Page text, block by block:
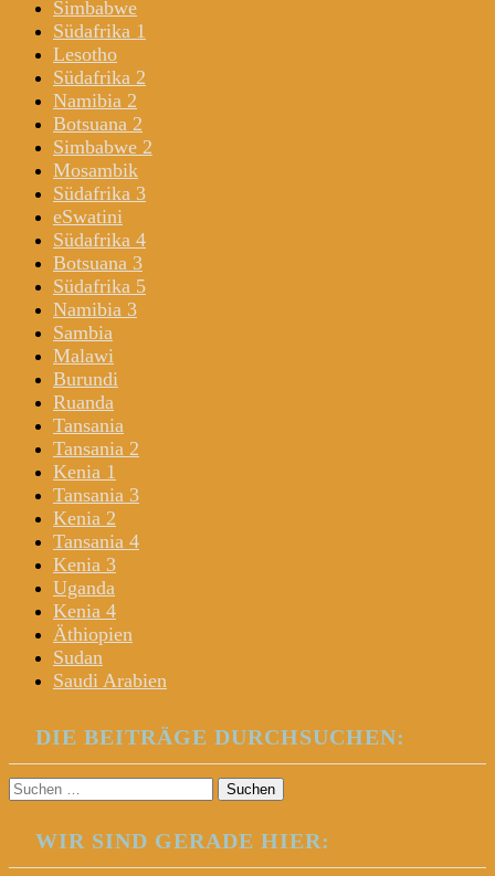
Simbabwe
Südafrika 1
Lesotho
Südafrika 2
Namibia 2
Botsuana 2
Simbabwe 2
Mosambik
Südafrika 3
eSwatini
Südafrika 4
Botsuana 3
Südafrika 5
Namibia 3
Sambia
Malawi
Burundi
Ruanda
Tansania
Tansania 2
Kenia 1
Tansania 3
Kenia 2
Tansania 4
Kenia 3
Uganda
Kenia 4
Äthiopien
Sudan
Saudi Arabien
DIE BEITRÄGE DURCHSUCHEN:
Suchen
nach:
WIR SIND GERADE HIER: